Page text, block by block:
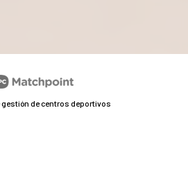
de centros deportivos